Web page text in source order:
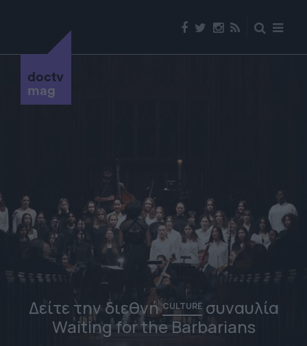
doctv
mag
Δείτε την διεθνήCULTUREσυναυλία
Waiting for the Barbarians